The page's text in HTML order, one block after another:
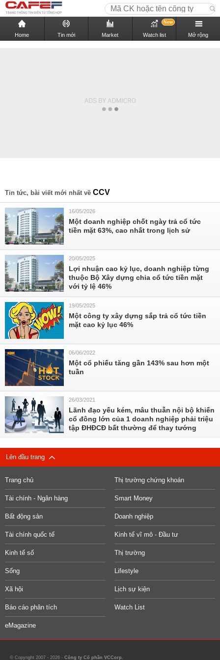
Home Tin mới Market Watch list
New
Mở rộng
Tin tức, bài viết mới nhất về CCV
16/05/2026
Một doanh nghiệp chốt ngày trả cổ tức
tiền mặt 63%, cao nhất trong lịch sử
20/05/2025
Lợi nhuận cao kỷ lục, doanh nghiệp từng
thuộc Bộ Xây dựng chia cổ tức tiền mặt
với tỷ lệ 46%
19/05/2025
Một công ty xây dựng sắp trả cổ tức tiền
mặt cao kỷ lục 46%
06/06/2022
Một cổ phiếu tăng gần 143% sau hơn một
tuần
26/03/2021
Lãnh đạo yếu kém, mâu thuẫn nội bộ khiến
cổ đông lớn của 1 doanh nghiệp phải triệu
tập ĐHĐCĐ bất thường để thay tướng
Lên đầu trang
Trang chủ Thị trường chứng khoán
Tài chính - Ngân hàng Smart Money
Bất động sản Doanh nghiệp
Tài chính quốc tế Kinh tế vĩ mô - Đầu tư
Kinh tế số Thị trường
Sống Lifestyle
Xã hội Lịch sự kiện
Báo cáo phân tích Watch List
eMagazine
© Copyright 2007 - 2026 - Công ty Cổ phần VCCorp.